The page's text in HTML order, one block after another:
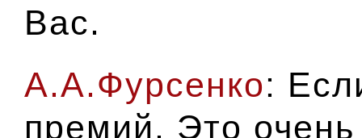
Вас.
А.А.Фурсенко:
премий. Это